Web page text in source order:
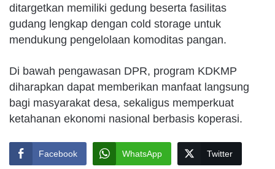
ditargetkan memiliki gedung beserta fasilitas
gudang lengkap dengan cold storage untuk
mendukung pengelolaan komoditas pangan.
Di bawah pengawasan DPR, program KDKMP
diharapkan dapat memberikan manfaat langsung
bagi masyarakat desa, sekaligus memperkuat
ketahanan ekonomi nasional berbasis koperasi.
Facebook WhatsApp Twitter